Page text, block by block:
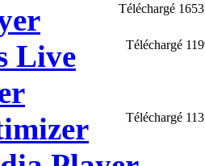
Téléchargé
Téléchargé
Live
Téléchargé